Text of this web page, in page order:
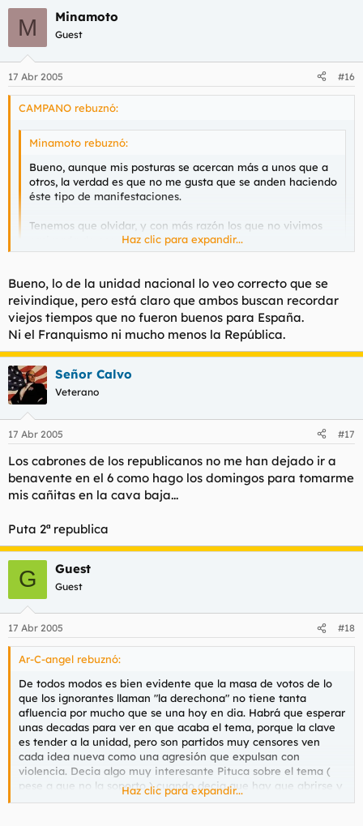
M Minamoto
Guest
17 Abr 2005 #16
CAMPANO rebuznó:
Minamoto rebuznó:
Bueno, aunque mis posturas se acercan más a unos que a
otros, la verdad es que no me gusta que se anden haciendo
éste tipo de manifestaciones.
Tenemos que olvidar, y con más razón los que no vivimos
Esto es, casi todos.Haz clic para expandir...
No lo he entendido bien, ¿Que tipo de manifestaciones? ¿La
de la Falange, la de los republicanos, las dos? Porque la de la
falange era Por la Unidad de España, no era para recordar
nada del pasado, no como los otros, que pretender rendir
tributo a un sistema corupto, asesino y antecesor de una
guerra entre hermanos.
Haz clic para expandir...
Bueno, lo de la unidad nacional lo veo correcto que se
reivindique, pero está claro que ambos buscan recordar
viejos tiempos que no fueron buenos para España.
Ni el Franquismo ni mucho menos la República.
Señor Calvo
Veterano
17 Abr 2005 #17
Los cabrones de los republicanos no me han dejado ir a
benavente en el 6 como hago los domingos para tomarme
mis cañitas en la cava baja...
Puta 2ª republica
G Guest
Guest
17 Abr 2005 #18
Ar-C-angel rebuznó:
De todos modos es bien evidente que la masa de votos de lo
que los ignorantes llaman "la derechona" no tiene tanta
afluencia por mucho que se una hoy en dia. Habrá que esperar
unas decadas para ver en que acaba el tema, porque la clave
es tender a la unidad, pero son partidos muy censores ven
cada idea nueva como una agresión que expulsan con
violencia. Decia algo muy interesante Pituca sobre el tema (
pese a que no la soporto ) cuando decia que hay que abrirse y
no cerrarse.
Haz clic para expandir...